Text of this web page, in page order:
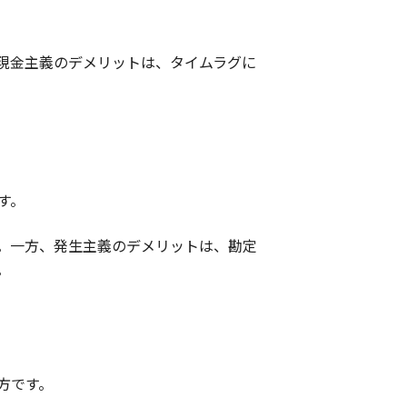
主義のデメリットは、タイムラグに
一方、発生主義のデメリットは、勘定
す。